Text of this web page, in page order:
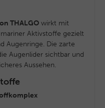
THALGO wirkt mit
Aktivstoffe gezielt
Augenringe. Die zarte
Augenlider sichtbar und
Aussehen.